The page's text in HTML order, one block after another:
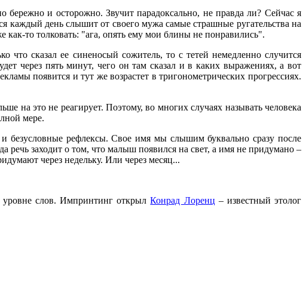
и осторожно. Звучит парадоксально, не правда ли? Сейчас я
каждый день слышит от своего мужа самые страшные ругательства на
как-то толковать: "ага, опять ему мои блины не понравились".
сказал ее синеносый сожитель, то с тетей немедленно случится
через пять минут, чего он там сказал и в каких выражениях, а вот
появится и тут же возрастет в тригонометрических прогрессиях.
на это не реагирует. Поэтому, во многих случаях называть человека
мере.
безусловные рефлексы. Свое имя мы слышим буквально сразу после
речь заходит о том, что малыш появился на свет, а имя не придумано –
через недельку. Или через месяц...
уровне слов. Импринтинг открылКонрад Лоренц – известный этолог